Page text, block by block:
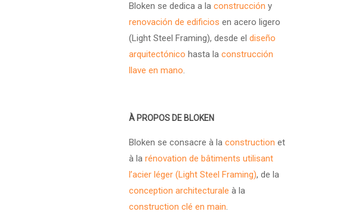
Bloken se dedica a laconstrucción y
renovación de edificios en acero ligero
(Light Steel Framing), desde eldiseño
arquitectónico hasta laconstrucción
llave en mano.
À PROPOS DE BLOKEN
Bloken se consacre à laconstruction et
à larénovation de bâtiments utilisant
l’acier léger (Light Steel Framing), de la
conception architecturale à la
construction clé en main.